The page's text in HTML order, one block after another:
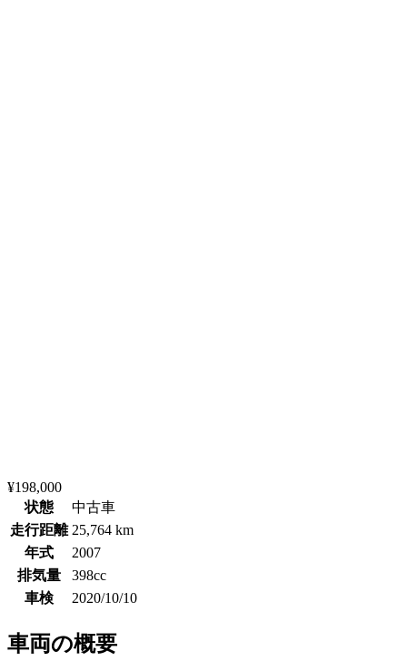
¥198,000
状態
中古車
走行距離 25,764 km
年式
2007
排気量
398cc
車検
2020/10/10
車両の概要